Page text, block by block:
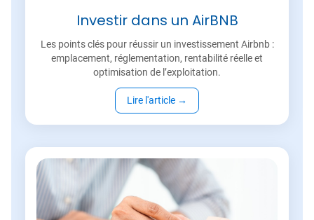
Investir dans un AirBNB
Les points clés pour réussir un investissement Airbnb :
emplacement, réglementation, rentabilité réelle et
optimisation de l’exploitation.
Lire l'article →